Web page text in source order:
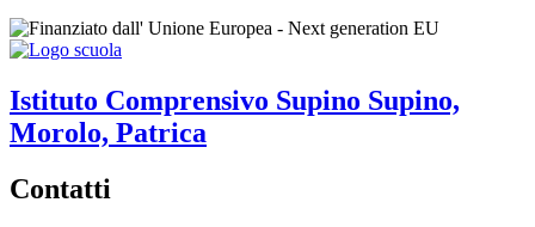
Istituto Comprensivo Supino Supino,
Morolo, Patrica
Contatti